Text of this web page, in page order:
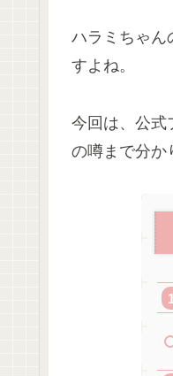
ハラミちゃん
すよね。
今回は、公式
の噂まで分か